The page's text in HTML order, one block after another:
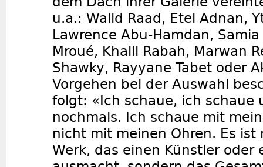
u.a.: Walid Raad, Etel Adnan,
Lawrence Abu-Hamdan,
Mroué, Khalil Rabah, Marwan
Shawky, Rayyane Tabet oder
Vorgehen bei der Auswahl
folgt: «Ich schaue, ich schaue
nochmals. Ich schaue mit
nicht mit meinen Ohren. Es ist
Werk, das einen Künstler oder